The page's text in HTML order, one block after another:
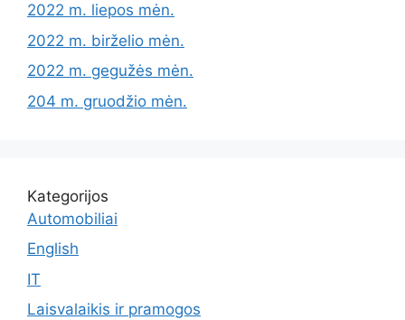
2022 m. liepos mėn.
2022 m. birželio mėn.
2022 m. gegužės mėn.
204 m. gruodžio mėn.
Kategorijos
Automobiliai
English
IT
Laisvalaikis ir pramogos